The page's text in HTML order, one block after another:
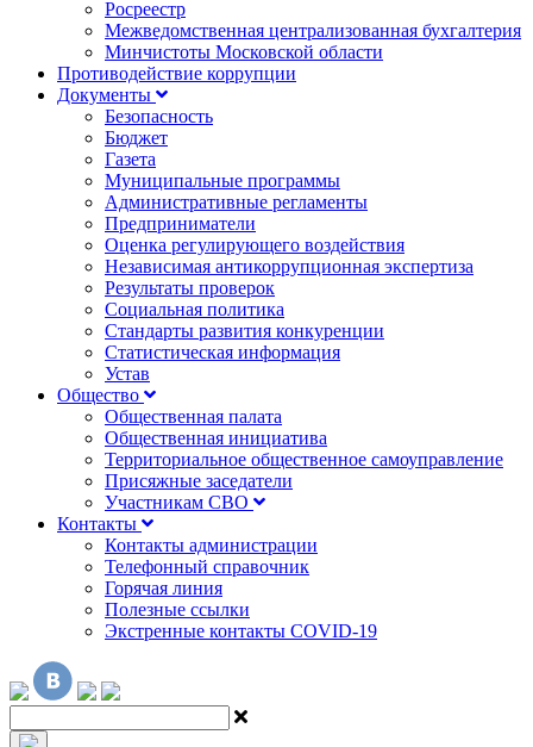
Росреестр
Межведомственная централизованная бухгалтерия
Минчистоты Московской области
Противодействие коррупции
Документы
Безопасность
Бюджет
Газета
Муниципальные программы
Административные регламенты
Предприниматели
Оценка регулирующего воздействия
Независимая антикоррупционная экспертиза
Результаты проверок
Социальная политика
Стандарты развития конкуренции
Статистическая информация
Устав
Общество
Общественная палата
Общественная инициатива
Территориальное общественное самоуправление
Присяжные заседатели
Участникам СВО
Контакты
Контакты администрации
Телефонный справочник
Горячая линия
Полезные ссылки
Экстренные контакты COVID-19